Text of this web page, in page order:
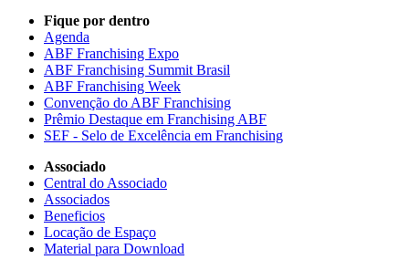
Fique por dentro
Agenda
ABF Franchising Expo
ABF Franchising Summit Brasil
ABF Franchising Week
Convenção do ABF Franchising
Prêmio Destaque em Franchising ABF
SEF - Selo de Excelência em Franchising
Associado
Central do Associado
Associados
Beneficios
Locação de Espaço
Material para Download